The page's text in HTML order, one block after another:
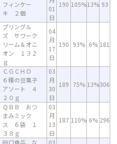
フィンケー
キ ２個
01
日
190 105%13% 93
プリングル
ズ サワーク
リーム＆オニ
オン １３２
ｇ
04
月
17
日
190 93% 6% 181
ＣＧＣＨＯ
６種の豆菓子
アソート ４
２０ｇ
03
月
30
日
189 75% 13%306
ＱＢＢ おつ
まみミック
ス ６袋 １
３８ｇ
03
月
13
日
187 110% 6% 296
田口食品 な
03